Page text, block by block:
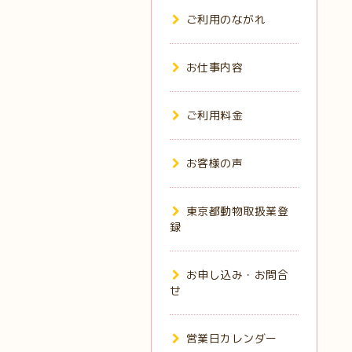
ご利用のながれ
お仕事内容
ご利用料金
お客様の声
東京都動物取扱業登
録
お申し込み・お問合
せ
営業日カレンダー